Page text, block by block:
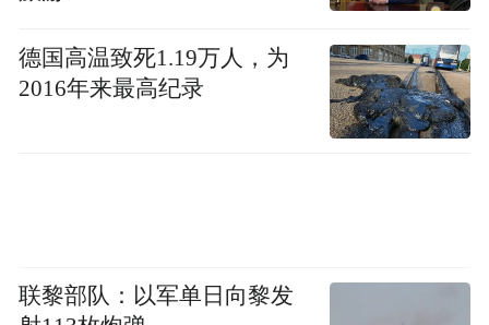
12月16日，在抖音平台上，“帧十八”账号有4万粉
德国高温致死1.19万人，为
2016年来最高纪录
联黎部队：以军单日向黎发